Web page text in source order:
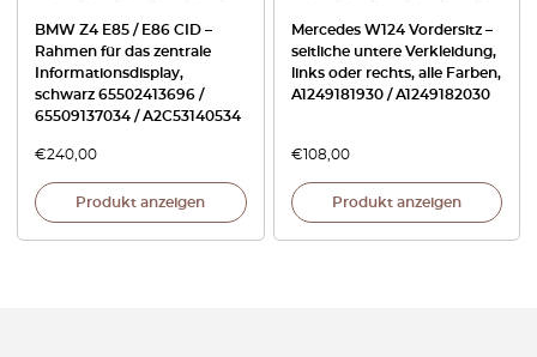
BMW Z4 E85 / E86 CID –
Rahmen für das zentrale
Informationsdisplay,
schwarz 65502413696 /
65509137034 / A2C53140534
€240,00
Produkt anzeigen
Mercedes W124 Vordersitz –
seitliche untere Verkleidung,
links oder rechts, alle Farben,
A1249181930 / A1249182030
€108,00
Produkt anzeigen